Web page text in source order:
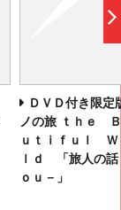
ＤＶＤ付き限
ノの旅 ｔｈｅ
ｕｔｉｆｕｌ Ｗ
ｌｄ 「旅人の話
ｏｕ－」